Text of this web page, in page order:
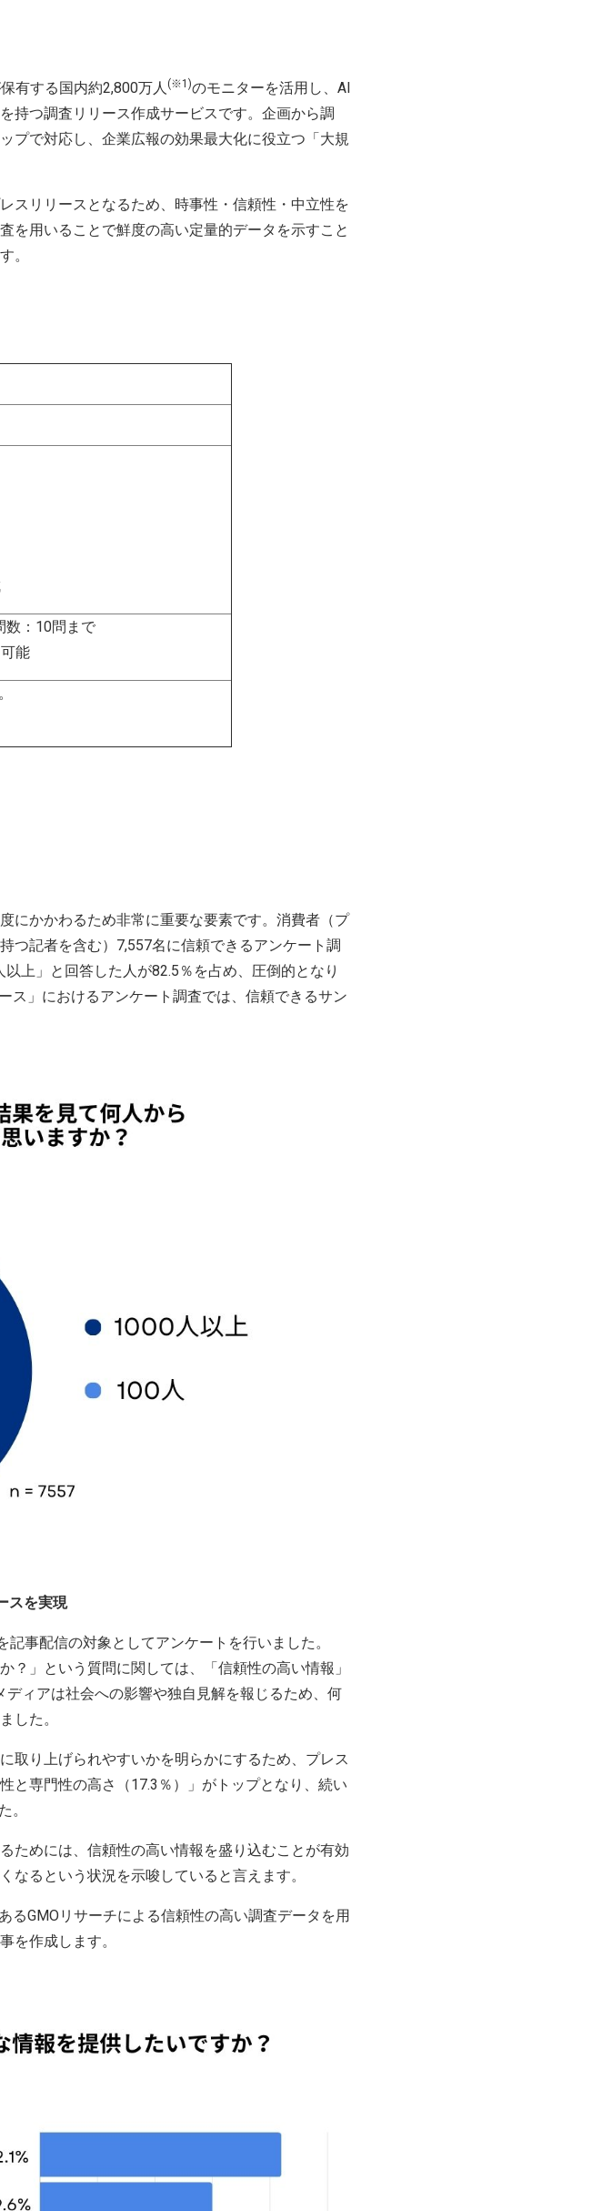
有する国内約2,800万人 (※1)のモニターを活用し、AI
持つ調査リリース作成サービスです。企画から調
プで対応し、企業広報の効果最大化に役立つ「大規
スリリースとなるため、時事性・信頼性・中立性を
を用いることで鮮度の高い定量的データを示すこと
。
数：10問まで
能
にかかわるため非常に重要な要素です。消費者（プ
つ記者を含む）7,557名に信頼できるアンケート調
上」と回答した人が82.5％を占め、圧倒的となり
ス」におけるアンケート調査では、信頼できるサン
スを実現
事配信の対象としてアンケートを行いました。
？」という質問に関しては、「信頼性の高い情報」
ディアは社会への影響や独自見解を報じるため、何
した。
り上げられやすいかを明らかにするため、プレス
と専門性の高さ（17.3％）」がトップとなり、続い
。
ためには、信頼性の高い情報を盛り込むことが有効
なるという状況を示唆していると言えます。
GMOリサーチによる信頼性の高い調査データを用
を作成します。